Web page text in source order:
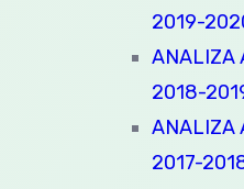
2019-
ANALIZA
2018-
ANALIZA
2017-